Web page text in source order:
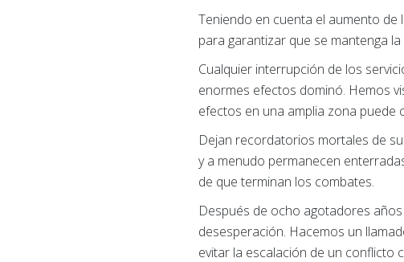
Teniendo en cuenta el aumento de
para garantizar que se mantenga
Cualquier interrupción de los
enormes efectos dominó. Hemos
efectos en una amplia zona puede
Dejan recordatorios mortales de
y a menudo permanecen
de que terminan los combates.
Después de ocho agotadores
desesperación. Hacemos un
evitar la escalación de un conflicto